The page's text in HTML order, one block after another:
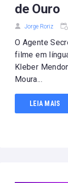
de Ouro
Jorge Roriz
O Agente
filme em
Kleber
Moura...
LEIA MAIS